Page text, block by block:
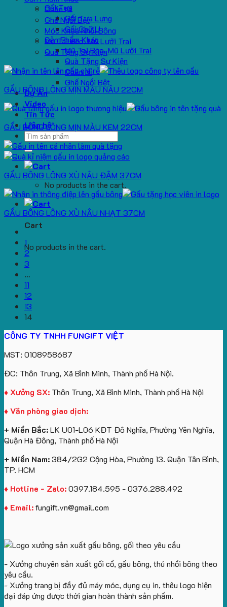
Gối Tựa
Gối Tựa Lưng
Gối Chữ U
Sản Phẩm Khác
Mũ Tai Bèo, Mũ Lưỡi Trai
Quà Tặng Sự Kiện
Chăn Nỉ
Ghế Ngồi Bệt
Dự Án
Video
Tin Tức
Liên hệ
Search
for:
No products in the cart.
Cart
No products in the cart.
Chăn Nỉ
Ghế Ngồi Bệt
Móc Khoá Nhồi Bông
Mũ Tai Bèo, Mũ Lưỡi Trai
Quà Tặng Sự Kiện
GẤU BÔNG LÔNG MỊN MÀU NÂU 22CM
GẤU BÔNG LÔNG MỊN MÀU KEM 22CM
GẤU BÔNG LÔNG XÙ NÂU ĐẬM 37CM
GẤU BÔNG LÔNG XÙ NÂU NHẠT 37CM
1
2
3
…
11
12
13
14
CÔNG TY TNHH FUNGIFT VIỆT
MST: 0108958687
ĐC: Thôn Trung, Xã Bình Minh, Thành phố Hà Nội.
♦ Xưởng SX: Thôn Trung, Xã Bình Minh, Thành phố Hà Nội
♦ Văn phòng giao dịch:
+ Miền Bắc:LK U01-L06 KĐT Đô Nghĩa, Phường Yên Nghĩa,
Quận Hà Đông, Thành phố Hà Nội
+ Miền Nam:384/2G2 Cộng Hòa, Phường 13. Quận Tân Bình,
TP. HCM
♦ Hotline - Zalo:0397.184.595 - 0376.288.492
♦ Email:fungift.vn@gmail.com
- Xưởng chuyên sản xuất gối cổ, gấu bông, thú nhồi bông theo
yêu cầu.
- Xưởng trang bị đầy đủ máy móc, dụng cụ in, thêu logo hiện
đại đáp ứng được thời gian hoàn thành sản phẩm.